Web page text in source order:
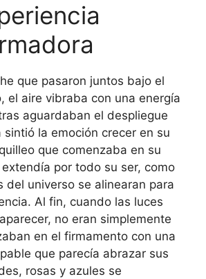
que pasaron juntos bajo el
el aire vibraba con una energía
aguardaban el despliegue
sintió la emoción crecer en su
que comenzaba en su
por todo su ser, como
del universo se alinearan para
Al fin, cuando las luces
no eran simplemente
en el firmamento con una
que parecía abrazar sus
rosas y azules se